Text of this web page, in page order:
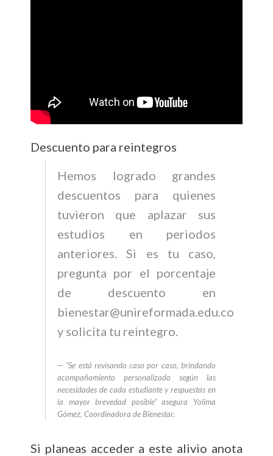
Descuento para reintegros
Hemos logrado grandes
descuentos para quienes
tuvieron que aplazar sus
estudios en periodos
anteriores. Si es tu caso,
pregunta por el porcentaje
de descuento en
bienestar@unireformada.edu.co
y solicita tu reintegro.
“Se está revisando caso por caso, brindando
acompañamiento personalizado según las
necesidades de cada estudiante y respuestas en
la mayor brevedad posible” asegura Yolima
Gómez, Coordinadora de Bienestar.
Si planeas acceder a este alivio anota